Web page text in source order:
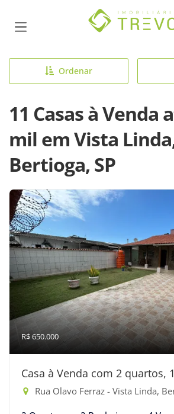
Página inicial
Ordenar
11 Casas à Venda
mil em Vista
Bertioga, SP
R$ 650.000
Casa à Venda com 2 quartos,
Rua Olavo Ferraz - Vista Linda,